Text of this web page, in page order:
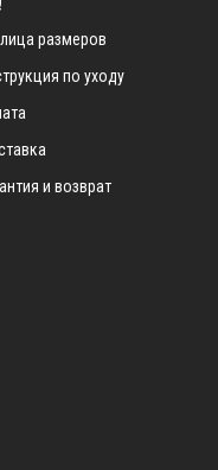
размеров
по уходу
и возврат